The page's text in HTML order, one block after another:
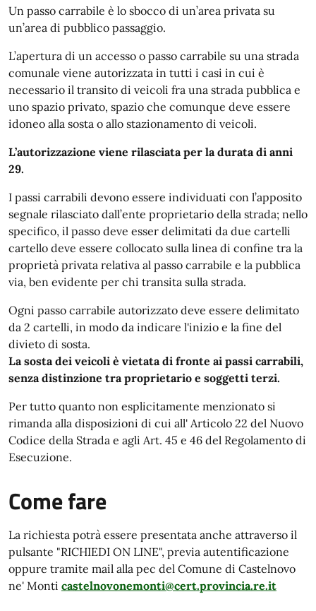
Un passo carrabile è lo sbocco di un’area privata su
un’area di pubblico passaggio.
L’apertura di un accesso o passo carrabile su una strada
comunale viene autorizzata in tutti i casi in cui è
necessario il transito di veicoli fra una strada pubblica e
uno spazio privato, spazio che comunque deve essere
idoneo alla sosta o allo stazionamento di veicoli.
L’autorizzazione viene rilasciata per la durata di anni
29.
I passi carrabili devono essere individuati con l’apposito
segnale rilasciato dall’ente proprietario della strada; nello
specifico, il passo deve esser delimitati da due cartelli
cartello deve essere collocato sulla linea di confine tra la
proprietà privata relativa al passo carrabile e la pubblica
via, ben evidente per chi transita sulla strada.
Ogni passo carrabile autorizzato deve essere delimitato
da 2 cartelli, in modo da indicare l'inizio e la fine del
divieto di sosta.
La sosta dei veicoli è vietata di fronte ai passi carrabili,
senza distinzione tra proprietario e soggetti terzi.
Per tutto quanto non esplicitamente menzionato si
rimanda alla disposizioni di cui all' Articolo 22 del Nuovo
Codice della Strada e agli Art. 45 e 46 del Regolamento di
Esecuzione.
Come fare
La richiesta potrà essere presentata anche attraverso il
pulsante "RICHIEDI ON LINE", previa autentificazione
oppure tramite mail alla pec del Comune di Castelnovo
ne' Monti castelnovonemonti@cert.provincia.re.it